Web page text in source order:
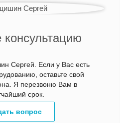
консультацию
Сергей. Если у Вас есть
оставьте свой
Я перезвоню Вам в
срок.
вопрос